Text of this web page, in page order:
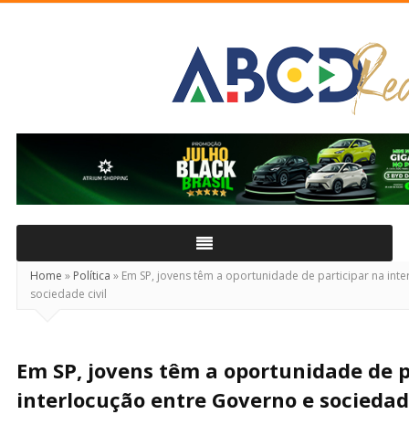
Real
Home » Política » Em SP, jovens têm a oportunidade de participar na
sociedade civil
Em SP, jovens têm a oportunidade de
interlocução entre Governo e